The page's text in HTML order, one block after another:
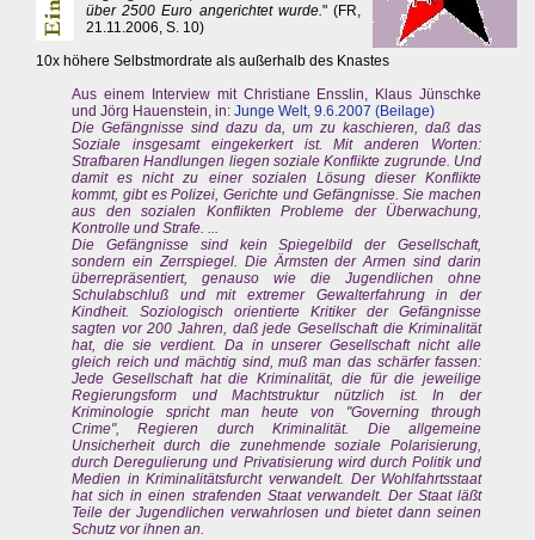
über 2500 Euro angerichtet wurde." (FR,
21.11.2006, S. 10)
10x höhere Selbstmordrate als außerhalb des Knastes
Aus einem Interview mit Christiane Ensslin, Klaus Jünschke
und Jörg Hauenstein, in: Junge Welt, 9.6.2007 (Beilage)
Die Gefängnisse sind dazu da, um zu kaschieren, daß das
Soziale insgesamt eingekerkert ist. Mit anderen Worten:
Strafbaren Handlungen liegen soziale Konflikte zugrunde. Und
damit es nicht zu einer sozialen Lösung dieser Konflikte
kommt, gibt es Polizei, Gerichte und Gefängnisse. Sie machen
aus den sozialen Konflikten Probleme der Überwachung,
Kontrolle und Strafe. ...
Die Gefängnisse sind kein Spiegelbild der Gesellschaft,
sondern ein Zerrspiegel. Die Ärmsten der Armen sind darin
überrepräsentiert, genauso wie die Jugendlichen ohne
Schulabschluß und mit extremer Gewalterfahrung in der
Kindheit. Soziologisch orientierte Kritiker der Gefängnisse
sagten vor 200 Jahren, daß jede Gesellschaft die Kriminalität
hat, die sie verdient. Da in unserer Gesellschaft nicht alle
gleich reich und mächtig sind, muß man das schärfer fassen:
Jede Gesellschaft hat die Kriminalität, die für die jeweilige
Regierungsform und Machtstruktur nützlich ist. In der
Kriminologie spricht man heute von "Governing through
Crime", Regieren durch Kriminalität. Die allgemeine
Unsicherheit durch die zunehmende soziale Polarisierung,
durch Deregulierung und Privatisierung wird durch Politik und
Medien in Kriminalitätsfurcht verwandelt. Der Wohlfahrtsstaat
hat sich in einen strafenden Staat verwandelt. Der Staat läßt
Teile der Jugendlichen verwahrlosen und bietet dann seinen
Schutz vor ihnen an.